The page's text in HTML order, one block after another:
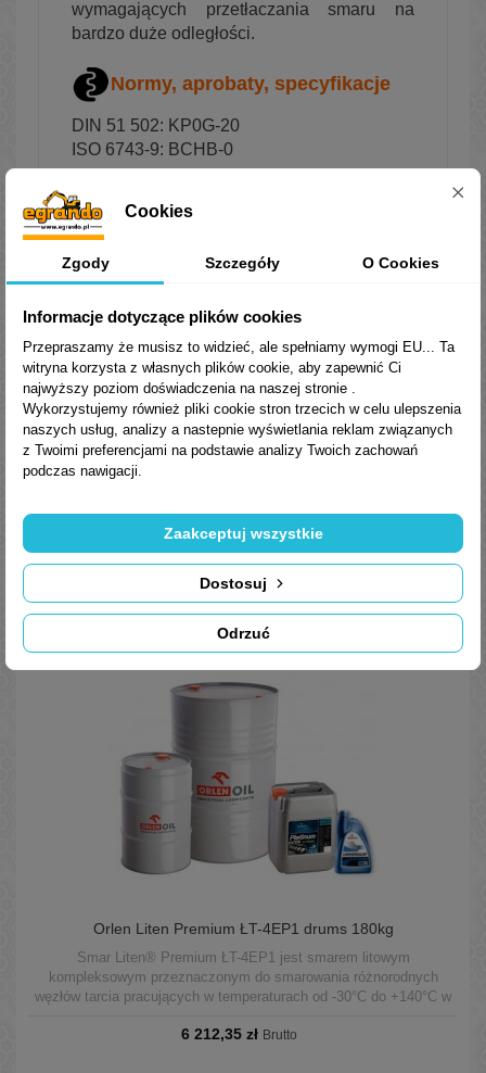
wymagających przetłaczania smaru na
bardzo duże odległości.
Normy, aprobaty, specyfikacje
DIN 51 502: KP0G-20
ISO 6743-9: BCHB-0
Parametry fizyko-chemiczne
Podobne Produkty
Orlen Liten Premium ŁT-4EP1 drums 180kg
Smar Liten® Premium ŁT-4EP1 jest smarem litowym
kompleksowym przeznaczonym do smarowania różnorodnych
węzłów tarcia pracujących w temperaturach od -30°C do +140°C w
6 212,35 zł Brutto
Cookies
Zgody Szczegóły O Cookies
Informacje dotyczące plików cookies
Przepraszamy że musisz to widzieć, ale spełniamy wymogi EU... Ta
witryna korzysta z własnych plików cookie, aby zapewnić Ci
najwyższy poziom doświadczenia na naszej stronie .
Wykorzystujemy również pliki cookie stron trzecich w celu ulepszenia
naszych usług, analizy a nastepnie wyświetlania reklam związanych
z Twoimi preferencjami na podstawie analizy Twoich zachowań
podczas nawigacji.
Odrzuć
Dostosuj
Zaakceptuj wszystkie